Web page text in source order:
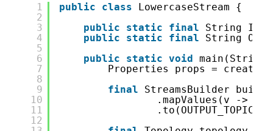
1
2
3
4
5
6
7
8
9
10
11
12
public class
LowercaseStream {
public
static final
String
public
static final
String
public
static void
Properties props =
final
StreamsBuilder
.mapValues(v ->